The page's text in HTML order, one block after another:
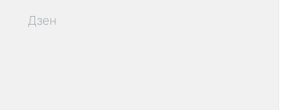
Дзен